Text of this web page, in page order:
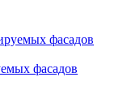
фасадов
фасадов